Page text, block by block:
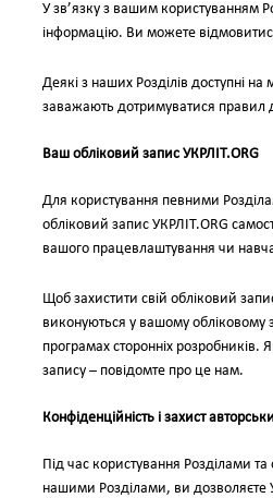
У зв’язку з вашим користуванням
інформацію. Ви можете
Деякі з наших Розділів доступні
заважають дотримуватися правил
Ваш обліковий запис УКРЛІТ.ORG
Для користування певними
обліковий запис УКРЛІТ.ORG
вашого працевлаштування чи
Щоб захистити свій обліковий
виконуються у вашому обліковому
програмах сторонніх розробників.
запису – повідомте про це нам.
Конфіденційність і захист
Під час користування Розділами
нашими Розділами, ви дозволяєте